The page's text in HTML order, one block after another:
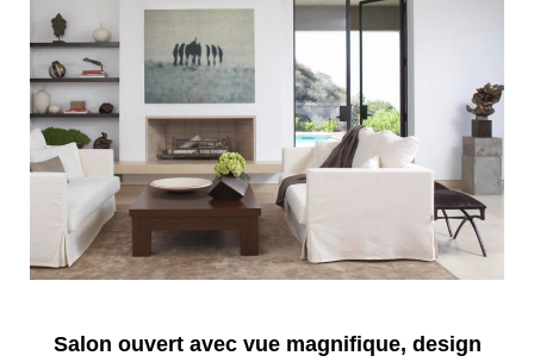
Salon ouvert avec vue magnifique, design